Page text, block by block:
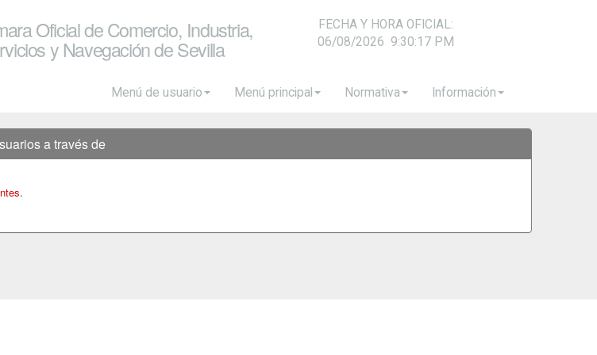
Oficial de Comercio, Industria,
y Navegación de Sevilla
FECHA Y HORA OFICIAL:
06/08/2026 9:30:17 PM
Menú de usuario Menú principal Normativa Información
a través de
.